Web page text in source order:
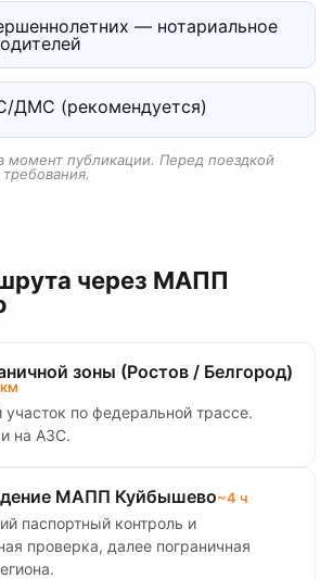
— нотариальное
ДМС (рекомендуется)
момент публикации. Перед поездкой
через МАПП
зоны (Ростов / Белгород)
участок по федеральной трассе.
на АЗС.
МАПП Куйбышево~4 ч
паспортный контроль и
проверка, далее пограничная